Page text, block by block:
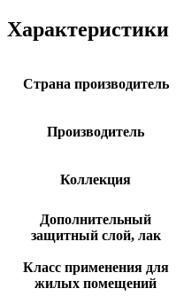
Характеристики
Страна производитель
Производитель
Коллекция
Дополнительный
защитный слой, лак
Класс применения для
жилых помещений